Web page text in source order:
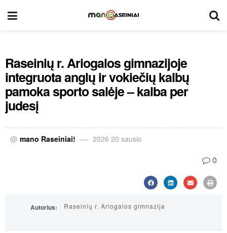
Raseinių r. Ariogalos gimnazijoje
integruota anglų ir vokiečių kalbų
pamoka sporto salėje – kalba per
judesį
@ mano Raseiniai! 2026 20 sausio
0
Autorius: Raseinių r. Ariogalos gimnazija